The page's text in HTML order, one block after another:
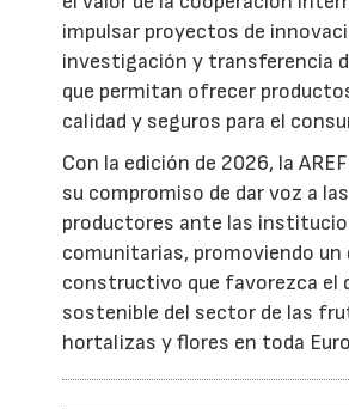
impulsar proyectos de
investigación y transferencia
que permitan ofrecer
calidad y seguros para el
Con la edición de 2026, la
su compromiso de dar voz a
productores ante las
comunitarias, promoviendo un
constructivo que favorezca el
sostenible del sector de las
hortalizas y flores en toda